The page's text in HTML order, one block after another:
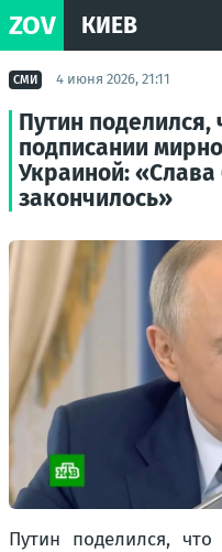
ZOV КИЕВ
СМИ 4 июня 2026, 21:11
Путин поделился,
подписании
Украиной: «Слава
закончилось»
Путин поделился,